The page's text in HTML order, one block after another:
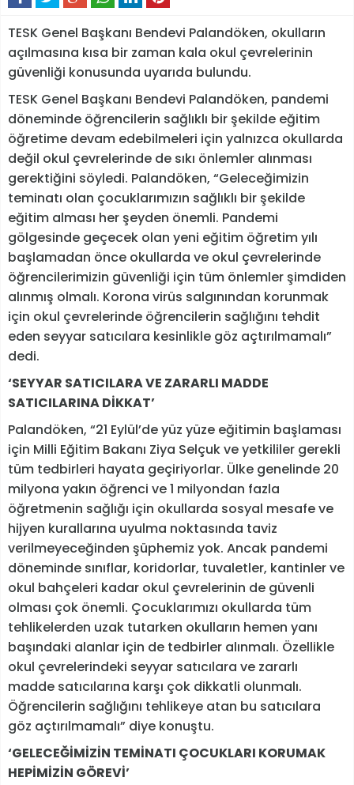
TESK Genel Başkanı Bendevi Palandöken, okulların
açılmasına kısa bir zaman kala okul çevrelerinin
güvenliği konusunda uyarıda bulundu.
TESK Genel Başkanı Bendevi Palandöken, pandemi
döneminde öğrencilerin sağlıklı bir şekilde eğitim
öğretime devam edebilmeleri için yalnızca okullarda
değil okul çevrelerinde de sıkı önlemler alınması
gerektiğini söyledi. Palandöken, “Geleceğimizin
teminatı olan çocuklarımızın sağlıklı bir şekilde
eğitim alması her şeyden önemli. Pandemi
gölgesinde geçecek olan yeni eğitim öğretim yılı
başlamadan önce okullarda ve okul çevrelerinde
öğrencilerimizin güvenliği için tüm önlemler şimdiden
alınmış olmalı. Korona virüs salgınından korunmak
için okul çevrelerinde öğrencilerin sağlığını tehdit
eden seyyar satıcılara kesinlikle göz açtırılmamalı”
dedi.
‘SEYYAR SATICILARA VE ZARARLI MADDE
SATICILARINA DİKKAT’
Palandöken, “21 Eylül’de yüz yüze eğitimin başlaması
için Milli Eğitim Bakanı Ziya Selçuk ve yetkililer gerekli
tüm tedbirleri hayata geçiriyorlar. Ülke genelinde 20
milyona yakın öğrenci ve 1 milyondan fazla
öğretmenin sağlığı için okullarda sosyal mesafe ve
hijyen kurallarına uyulma noktasında taviz
verilmeyeceğinden şüphemiz yok. Ancak pandemi
döneminde sınıflar, koridorlar, tuvaletler, kantinler ve
okul bahçeleri kadar okul çevrelerinin de güvenli
olması çok önemli. Çocuklarımızı okullarda tüm
tehlikelerden uzak tutarken okulların hemen yanı
başındaki alanlar için de tedbirler alınmalı. Özellikle
okul çevrelerindeki seyyar satıcılara ve zararlı
madde satıcılarına karşı çok dikkatli olunmalı.
Öğrencilerin sağlığını tehlikeye atan bu satıcılara
göz açtırılmamalı” diye konuştu.
‘GELECEĞİMİZİN TEMİNATI ÇOCUKLARI KORUMAK
HEPİMİZİN GÖREVİ’